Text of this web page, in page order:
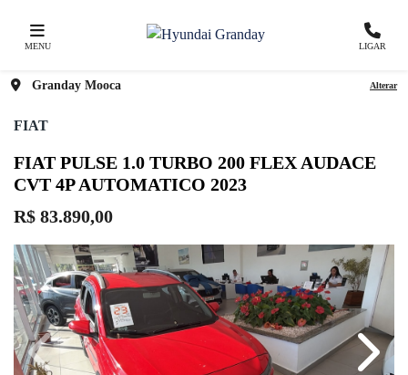
MENU LIGAR
Granday Mooca Alterar
FIAT
FIAT PULSE 1.0 TURBO 200 FLEX AUDACE
CVT 4P AUTOMATICO 2023
R$ 83.890,00
Previous Next